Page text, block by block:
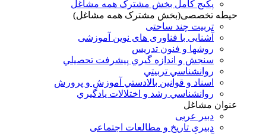
پکیج کامل بخش مشترک همه مشاغل
حیطه تخصصی(بخش مشترک همه مشاغل)
تربیت چند ساحتی
آشنایی با فناوری های نوین آموزشی
روشها و فنون تدريس
سنجش و اندازه گيري پيشرفت تحصيلي
روانشناسي تربيتي
اسناد و قوانين بالادستي آموزش و پرورش
روانشناسي رشد و اختلالات يادگيري
عنوان مشاغل
دبير عربی
دبیری تاریخ و مطالعات اجتماعی